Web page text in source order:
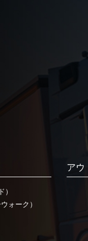
）
ォーク）
アウ